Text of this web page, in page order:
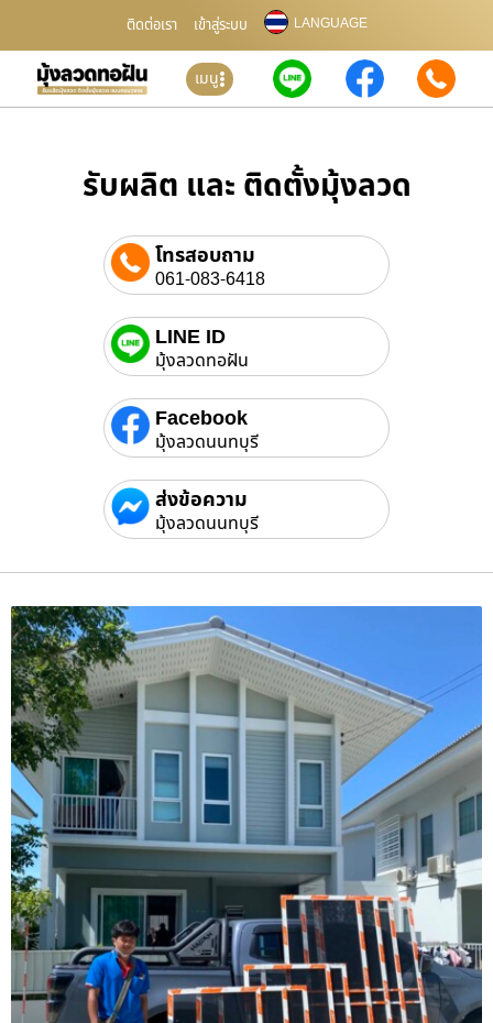
ติดต่อเรา เข้าสู่ระบบ LANGUAGE
เมนู
รับผลิต และ ติดตั้งมุ้งลวด
โทรสอบถาม
061-083-6418
LINE ID
มุ้งลวดทอฝัน
Facebook
มุ้งลวดนนทบุรี
ส่งข้อความ
มุ้งลวดนนทบุรี